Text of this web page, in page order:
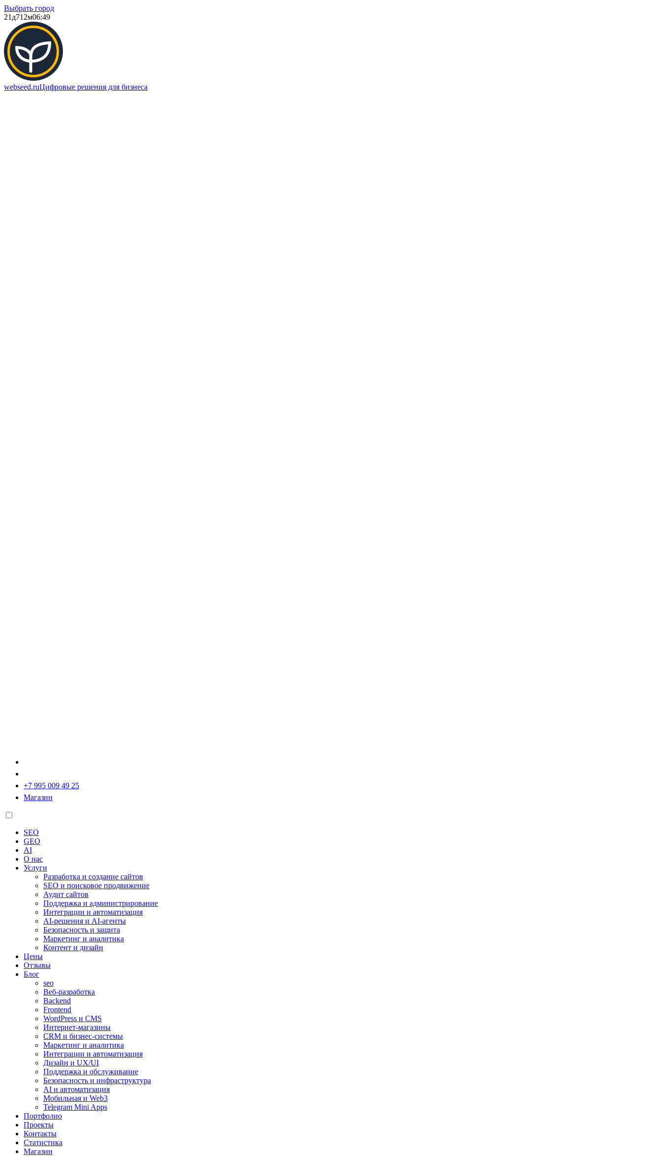
Выбрать город
21д712м06:49
webseed.ruЦифровые решения для бизнеса
+7 995 009 49 25
Магазин
SEO
GEO
AI
О нас
Услуги
Разработка и создание сайтов
SEO и поисковое продвижение
Аудит сайтов
Поддержка и администрирование
Интеграции и автоматизация
AI-решения и AI-агенты
Безопасность и защита
Маркетинг и аналитика
Контент и дизайн
Цены
Отзывы
Блог
seo
Веб-разработка
Backend
Frontend
WordPress и CMS
Интернет-магазины
CRM и бизнес-системы
Маркетинг и аналитика
Интеграции и автоматизация
Дизайн и UX/UI
Поддержка и обслуживание
Безопасность и инфраструктура
AI и автоматизация
Мобильная и Web3
Telegram Mini Apps
Портфолио
Проекты
Контакты
Статистика
Магазин